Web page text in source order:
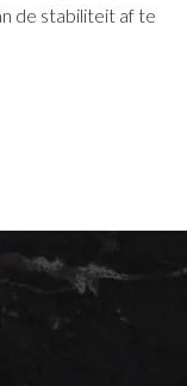
de stabiliteit af te